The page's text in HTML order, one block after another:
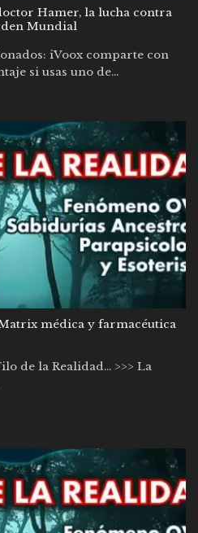
Hamer, la lucha contra
Mundial
iVoox comparte con
si usas uno de...
Matrix médica y farmacéutica
de la Realidad… >>> La